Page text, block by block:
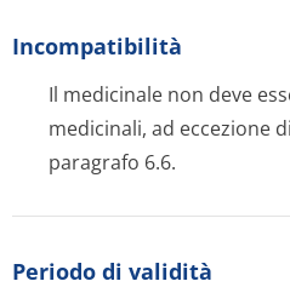
Incompatibilità
Il medicinale non deve
medicinali, ad eccezione
paragrafo 6.6.
Periodo di validità